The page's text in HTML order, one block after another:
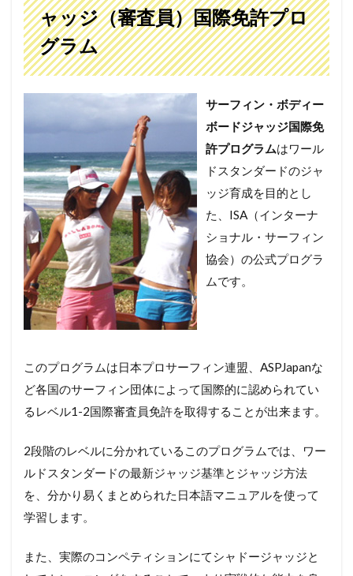
ャッジ（審査員）国際免許プロ
グラム
サーフィン・ボディー
ボードジャッジ国際免
許プログラムはワール
ドスタンダードのジャ
ッジ育成を目的とし
た、ISA（インターナ
ショナル・サーフィン
協会）の公式プログラ
ムです。
このプログラムは日本プロサーフィン連盟、ASPJapanな
ど各国のサーフィン団体によって国際的に認められてい
るレベル1-2国際審査員免許を取得することが出来ます。
2段階のレベルに分かれているこのプログラムでは、ワー
ルドスタンダードの最新ジャッジ基準とジャッジ方法
を、分かり易くまとめられた日本語マニュアルを使って
学習します。
また、実際のコンペティションにてシャドージャッジと